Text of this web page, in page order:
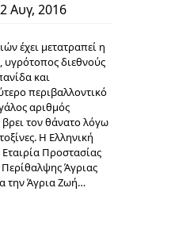
Αυγ, 2016
έχει μετατραπεί η
υγρότοπος διεθνούς
και
περιβαλλοντικό
αριθμός
τον θάνατο λόγω
Η Ελληνική
Προστασίας
Άγριας
την Άγρια Ζωή…